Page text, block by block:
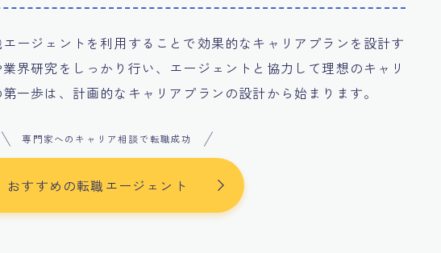
ージェントを利用することで効果的なキャリアプランを設計す
界研究をしっかり行い、エージェントと協力して理想のキャリ
一歩は、計画的なキャリアプランの設計から始まります。
専門家へのキャリア相談で転職成功
おすすめの転職エージェント